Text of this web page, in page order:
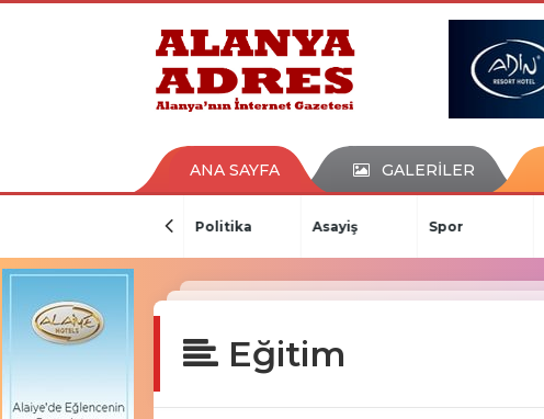
kaçak bahis
porno izle
ANA SAYFA GALERİLER
Politika Asayiş Spor
Eğitim